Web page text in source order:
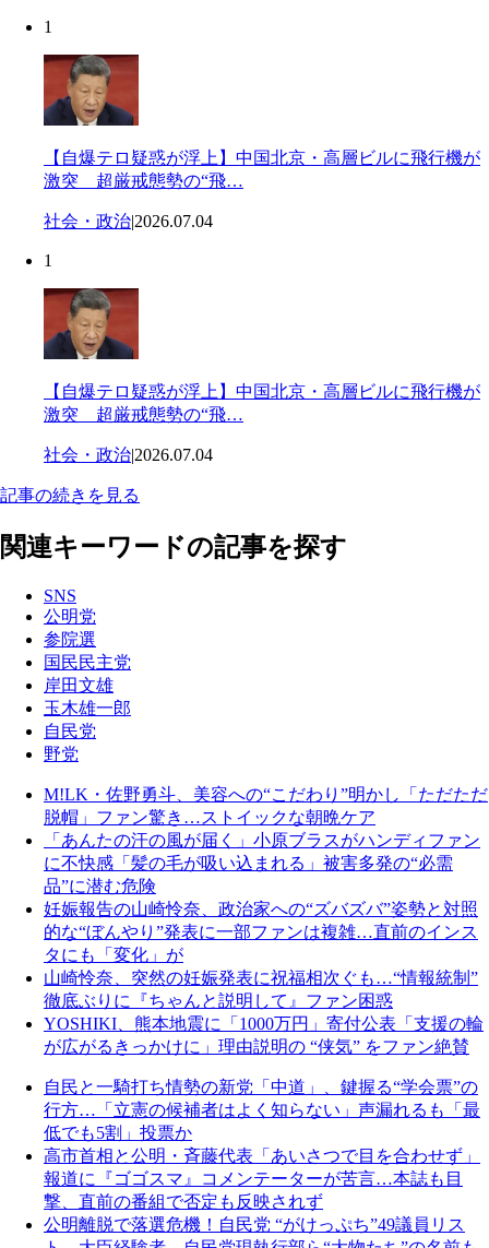
1
【自爆テロ疑惑が浮上】中国北京・高層ビルに飛行機が
激突 超厳戒態勢の“飛…
社会・政治|2026.07.04
1
【自爆テロ疑惑が浮上】中国北京・高層ビルに飛行機が
激突 超厳戒態勢の“飛…
社会・政治|2026.07.04
記事の続きを見る
関連キーワードの記事を探す
SNS
公明党
参院選
国民民主党
岸田文雄
玉木雄一郎
自民党
野党
M!LK・佐野勇斗、美容への“こだわり”明かし「ただただ
脱帽」ファン驚き…ストイックな朝晩ケア
「あんたの汗の風が届く」小原ブラスがハンディファン
に不快感「髪の毛が吸い込まれる」被害多発の“必需
品”に潜む危険
妊娠報告の山崎怜奈、政治家への“ズバズバ”姿勢と対照
的な“ぼんやり”発表に一部ファンは複雑…直前のインス
タにも「変化」が
山崎怜奈、突然の妊娠発表に祝福相次ぐも…“情報統制”
徹底ぶりに『ちゃんと説明して』ファン困惑
YOSHIKI、熊本地震に「1000万円」寄付公表「支援の輪
が広がるきっかけに」理由説明の “侠気” をファン絶賛
自民と一騎打ち情勢の新党「中道」、鍵握る“学会票”の
行方…「立憲の候補者はよく知らない」声漏れるも「最
低でも5割」投票か
高市首相と公明・斉藤代表「あいさつで目を合わせず」
報道に『ゴゴスマ』コメンテーターが苦言…本誌も目
撃、直前の番組で否定も反映されず
公明離脱で落選危機！自民党 “がけっぷち”49議員リス